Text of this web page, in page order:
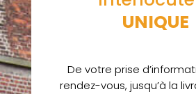
UNIQUE
De votre prise
rendez-vous, jusqu’à la